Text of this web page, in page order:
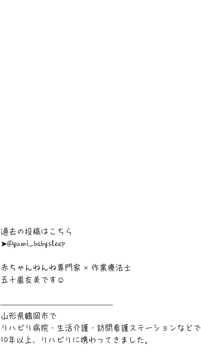
過去の投稿はこちら
➤@yumi_babysleep
赤ちゃんねんね専門家 × 作業療法士
五十嵐友美です☺
――――――――――――――
山形県鶴岡市で
リハビリ病院・生活介護・訪問看護ステーションなどで
10年以上、リハビリに携わってきました。